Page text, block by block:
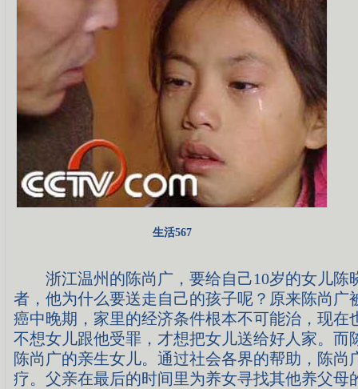
生活567
浙江温州的陈尚广，要给自己10岁的女儿陈
者，他为什么要送走自己的孩子呢？原来陈尚广
癌中晚期，家里的经济条件根本不可能治，现在
不想女儿跟他受罪，才想把女儿送给好人家。而
陈尚广的亲生女儿。通过社会各界的帮助，陈尚
疗。父亲在最后的时间里为养女寻找其他养父母